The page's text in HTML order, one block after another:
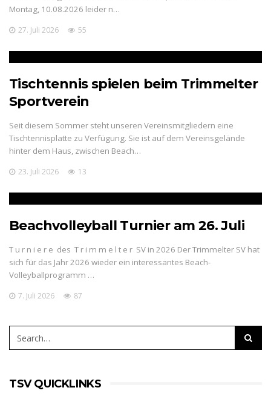
Montag, 10.08.2026 leider n…
27. Juli 2026 55
Tischtennis spielen beim Trimmelter
Sportverein
Seit diesem Sommer steht unseren Vereinsmitgliedern eine
Tischtennisplatte zu Verfügung. Sie ist auf dem Vereinsgelände
hinter dem Haus, zwischen Beach…
23. Juli 2026 13
Beachvolleyball Turnier am 26. Juli
T u r n i e r e des T r i m m e l t e r SV in 2026 Der Trimmelter SV hat
sich für das Jahr 2026 wieder ein interes­santes Beach-
Volleyballprogramm …
7. Juli 2026 87
TSV QUICKLINKS